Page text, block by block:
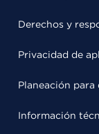
Derechos y
Privacidad de
Planeación para
Información